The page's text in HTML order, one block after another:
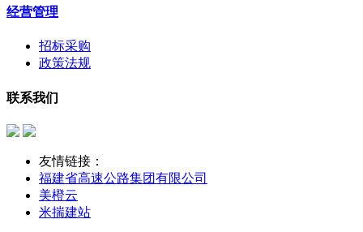
经营管理
招标采购
政策法规
联系我们
友情链接：
福建省高速公路集团有限公司
美橙云
米揣建站